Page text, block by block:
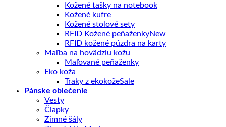
Kožené tašky na notebook
Kožené kufre
Kožené stolové sety
RFID Kožené peňaženky
RFID kožené púzdra na karty
Maľba na hovädziu kožu
Maľované peňaženky
Eko koža
Traky z ekokože
Pánske oblečenie
Vesty
Čiapky
Zimné šály